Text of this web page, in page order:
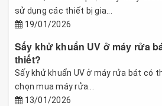
sử dụng các thiết bị gia...
19/01/2026
Sấy khử khuẩn UV ở máy rửa
thiết?
Sấy khử khuẩn UV ở máy rửa bát có
chọn mua máy rửa...
13/01/2026